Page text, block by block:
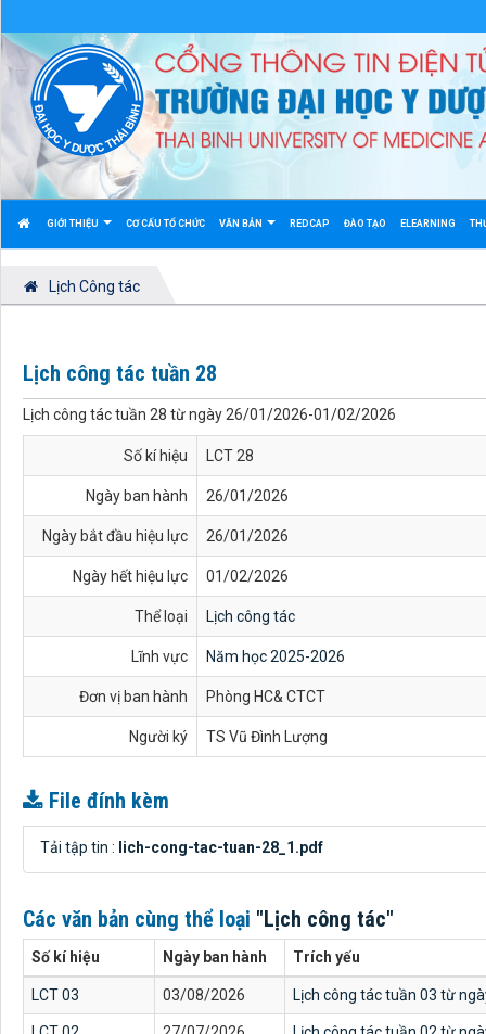
GIỚI THIỆU CƠ CẤU TỔ CHỨC VĂN BẢN REDCAP ĐÀO TẠO ELEARNING
Lịch Công tác
Lịch công tác tuần 28
Lịch công tác tuần 28 từ ngày 26/01/2026-01/02/2026
Số kí hiệu LCT 28
Ngày ban hành 26/01/2026
Ngày bắt đầu hiệu lực 26/01/2026
Ngày hết hiệu lực 01/02/2026
Thể loại Lịch công tác
Lĩnh vực Năm học 2025-2026
Đơn vị ban hành Phòng HC& CTCT
Người ký TS Vũ Đình Lượng
File đính kèm
Tải tập tin : lich-cong-tac-tuan-28_1.pdf
Các văn bản cùng thể loại "Lịch công tác"
Số kí hiệu Ngày ban hành Trích yếu
LCT 03 03/08/2026 Lịch công tác tuần 03 từ